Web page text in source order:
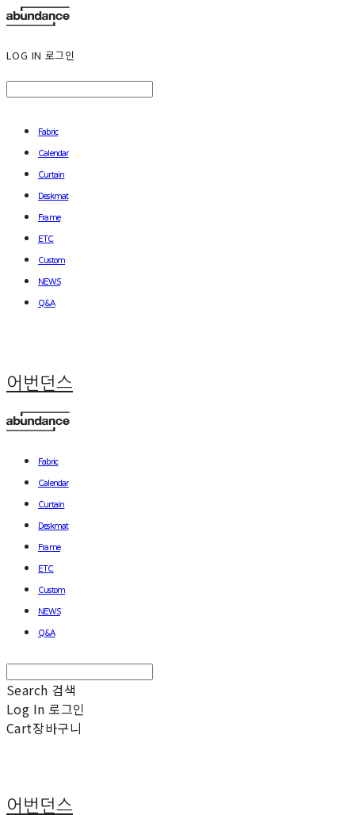
LOG IN 로그인
Fabric
Calendar
Curtain
Deskmat
Frame
ETC
Custom
NEWS
Q&A
어번던스
Fabric
Calendar
Curtain
Deskmat
Frame
ETC
Custom
NEWS
Q&A
Search 검색
Log In 로그인
Cart장바구니
어번던스